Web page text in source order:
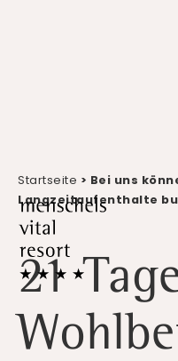
Startseite > Bei uns
Langzeitaufenthalte
21